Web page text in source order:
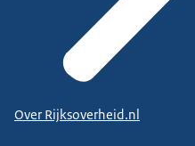
Over Rijksoverheid.nl